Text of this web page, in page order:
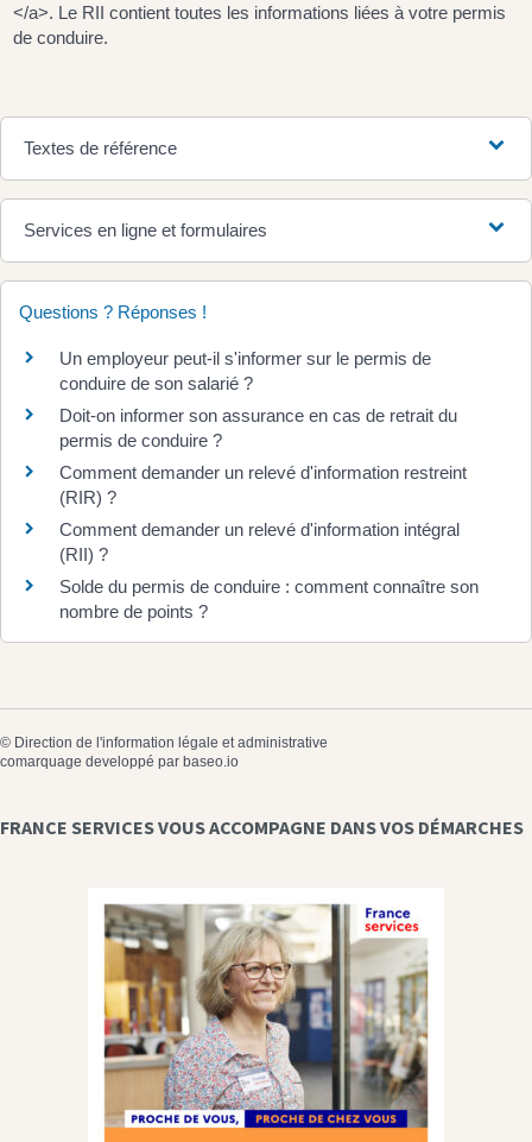
</a>. Le RII contient toutes les informations liées à votre permis
de conduire.
Textes de référence
Services en ligne et formulaires
Questions ? Réponses !
Un employeur peut-il s'informer sur le permis de
conduire de son salarié ?
Doit-on informer son assurance en cas de retrait du
permis de conduire ?
Comment demander un relevé d'information restreint
(RIR) ?
Comment demander un relevé d'information intégral
(RII) ?
Solde du permis de conduire : comment connaître son
nombre de points ?
© Direction de l'information légale et administrative
comarquage developpé par baseo.io
FRANCE SERVICES VOUS ACCOMPAGNE DANS VOS DÉMARCHES